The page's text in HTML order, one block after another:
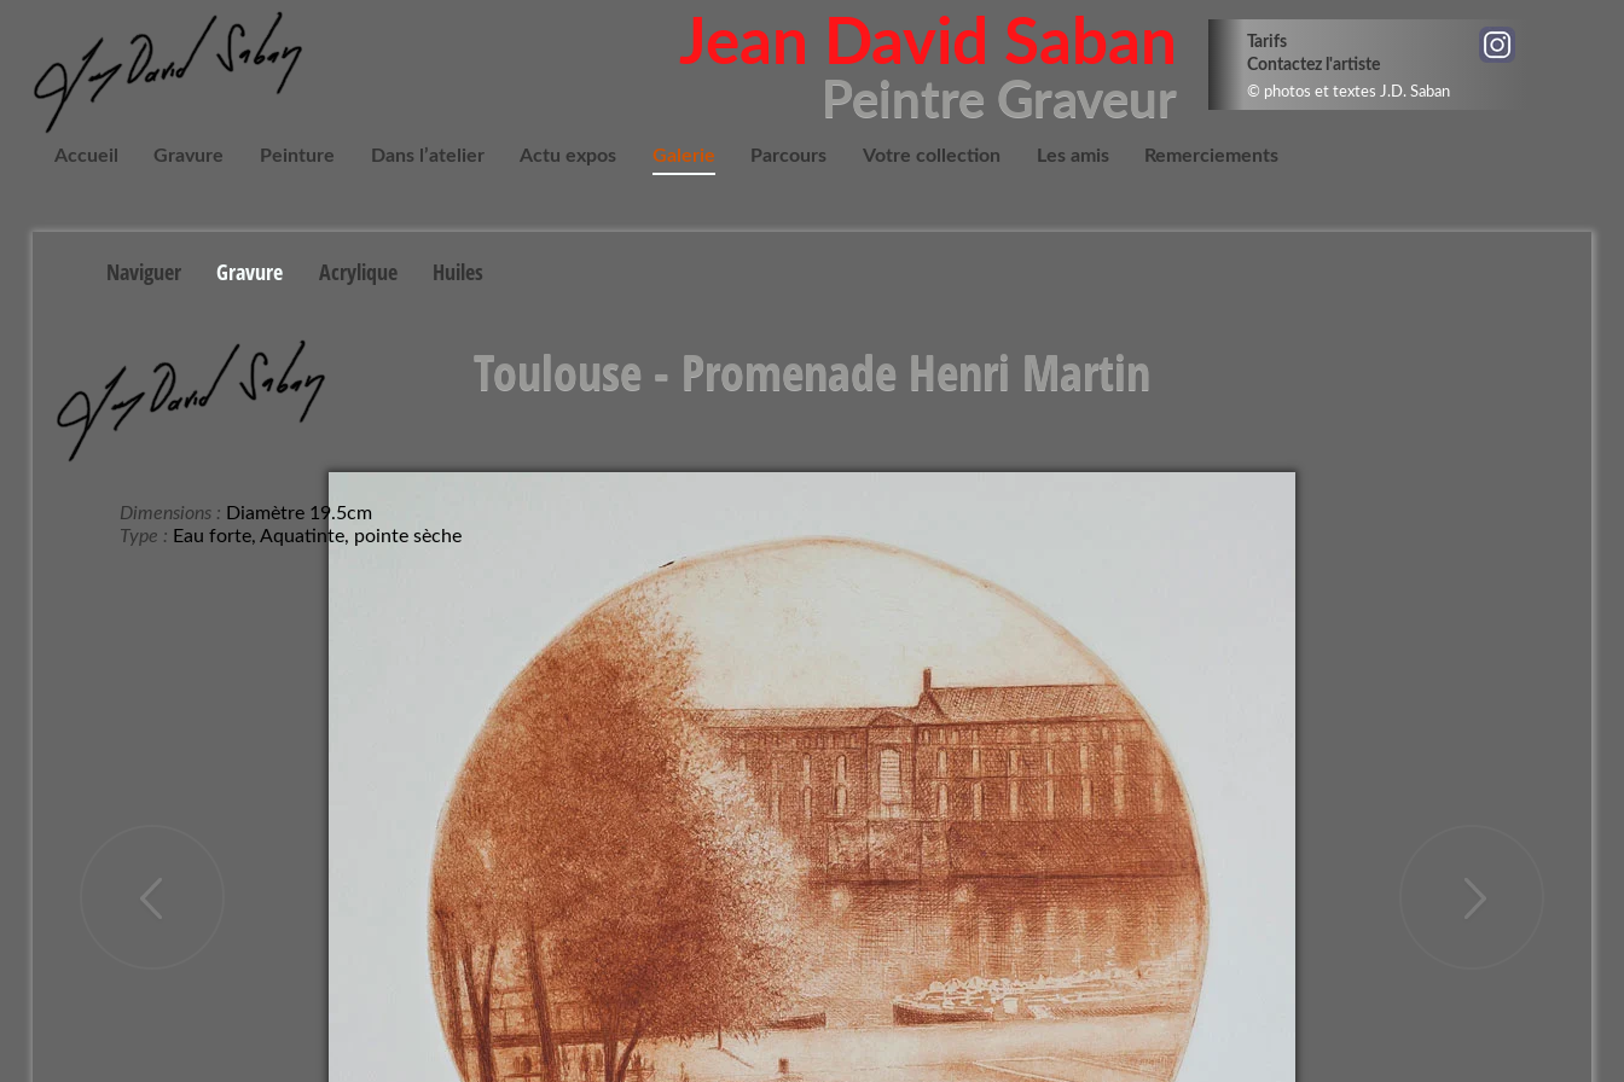
Jean David Saban
Peintre Graveur
Accueil Gravure Peinture Dans l’atelier Actu expos Galerie Parcours Votre collection Les amis Remerciements
Tarifs
Contactez l'artiste
© photos et textes J.D. Saban
Naviguer Gravure Acrylique Huiles
Toulouse - Promenade Henri Martin
Dimensions : Diamètre 19.5cm
Type : Eau forte, Aquatinte, pointe sèche